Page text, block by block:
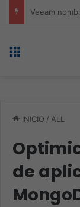
INICIO / ALL
de